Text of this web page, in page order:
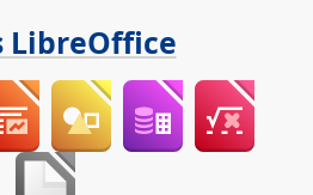
LibreOffice